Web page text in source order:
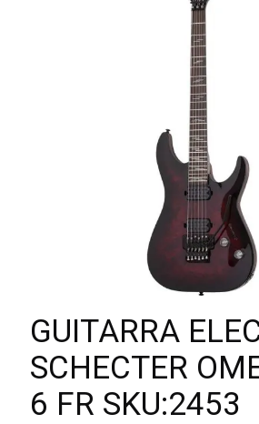
GUITARRA
SCHECTER
6 FR SKU:2453